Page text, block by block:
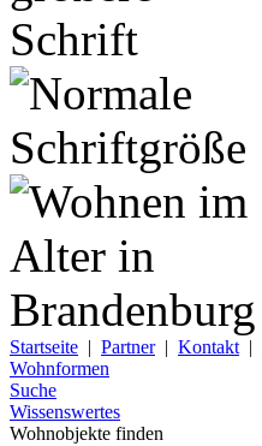
Startseite | Partner| Kontakt |
Wohnformen
Suche
Wissenswertes
Wohnobjekte finden